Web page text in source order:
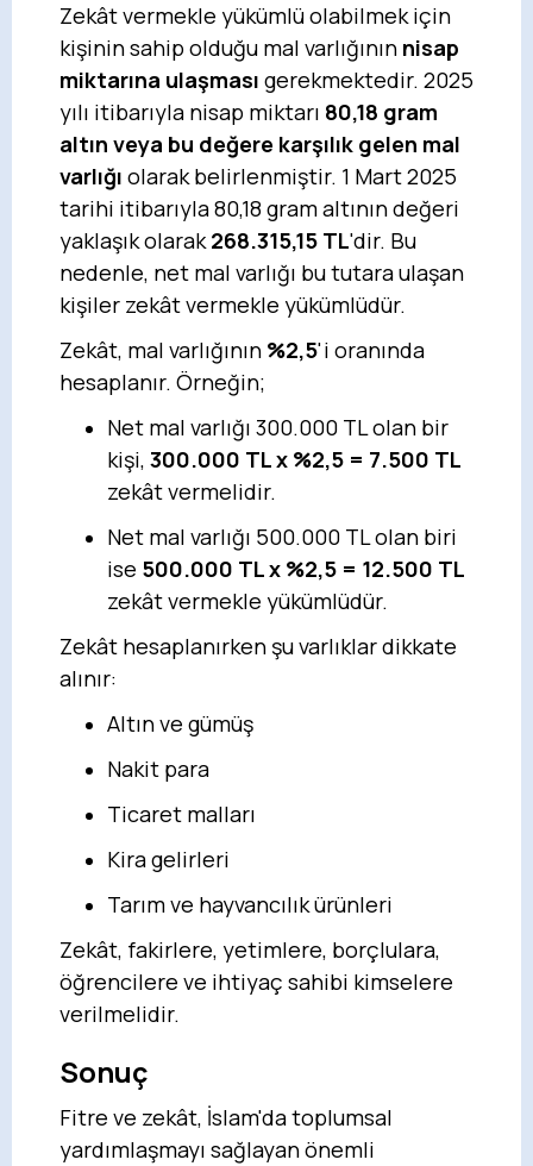
Zekât vermekle yükümlü olabilmek için
kişinin sahip olduğu mal varlığının nisap
miktarına ulaşması gerekmektedir. 2025
yılı itibarıyla nisap miktarı 80,18 gram
altın veya bu değere karşılık gelen mal
varlığı olarak belirlenmiştir. 1 Mart 2025
tarihi itibarıyla 80,18 gram altının değeri
yaklaşık olarak268.315,15 TL'dir. Bu
nedenle, net mal varlığı bu tutara ulaşan
kişiler zekât vermekle yükümlüdür.
Zekât, mal varlığının %2,5'i oranında
hesaplanır. Örneğin;
Net mal varlığı 300.000 TL olan bir
kişi, 300.000 TL x %2,5 = 7.500 TL
zekât vermelidir.
Net mal varlığı 500.000 TL olan biri
ise 500.000 TL x %2,5 = 12.500 TL
zekât vermekle yükümlüdür.
Zekât hesaplanırken şu varlıklar dikkate
alınır:
Altın ve gümüş
Nakit para
Ticaret malları
Kira gelirleri
Tarım ve hayvancılık ürünleri
Zekât, fakirlere, yetimlere, borçlulara,
öğrencilere ve ihtiyaç sahibi kimselere
verilmelidir.
Sonuç
Fitre ve zekât, İslam'da toplumsal
yardımlaşmayı sağlayan önemli